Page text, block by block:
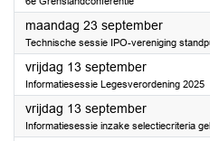
maandag 23 september2024
Technische sessie IPO-vereniging
vrijdag 13 september2024
Informatiesessie Legesverordening 2025
vrijdag 13 september2024
Informatiesessie inzake selectiecriteria